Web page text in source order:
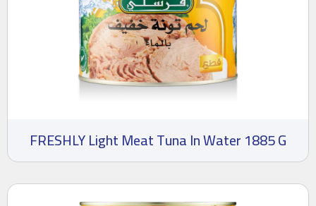
FRESHLY Light Meat Tuna In Water 1885 G